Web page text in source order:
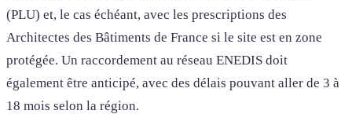
(PLU) et, le cas échéant, avec les prescriptions des
Architectes des Bâtiments de France si le site est en zone
protégée. Un raccordement au réseau ENEDIS doit
également être anticipé, avec des délais pouvant aller de 3 à
18 mois selon la région.